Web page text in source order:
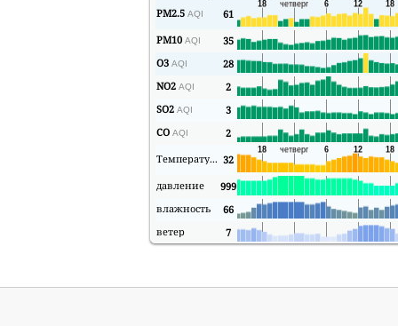
PM2.5 AQI
61
PM10 AQI
35
O3 AQI
28
NO2 AQI
2
SO2 AQI
3
CO AQI
2
Температура 32
давление
999
влажность
66
ветер
7